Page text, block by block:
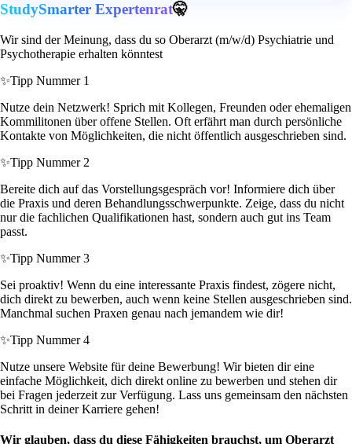
StudySmarter Expertenrat🤫
Wir sind der Meinung, dass du so Oberarzt (m/w/d) Psychiatrie und
Psychotherapie erhalten könntest
✨Tipp Nummer 1
Nutze dein Netzwerk! Sprich mit Kollegen, Freunden oder ehemaligen
Kommilitonen über offene Stellen. Oft erfährt man durch persönliche
Kontakte von Möglichkeiten, die nicht öffentlich ausgeschrieben sind.
✨Tipp Nummer 2
Bereite dich auf das Vorstellungsgespräch vor! Informiere dich über
die Praxis und deren Behandlungsschwerpunkte. Zeige, dass du nicht
nur die fachlichen Qualifikationen hast, sondern auch gut ins Team
passt.
✨Tipp Nummer 3
Sei proaktiv! Wenn du eine interessante Praxis findest, zögere nicht,
dich direkt zu bewerben, auch wenn keine Stellen ausgeschrieben sind.
Manchmal suchen Praxen genau nach jemandem wie dir!
✨Tipp Nummer 4
Nutze unsere Website für deine Bewerbung! Wir bieten dir eine
einfache Möglichkeit, dich direkt online zu bewerben und stehen dir
bei Fragen jederzeit zur Verfügung. Lass uns gemeinsam den nächsten
Schritt in deiner Karriere gehen!
Wir glauben, dass du diese Fähigkeiten brauchst, um Oberarzt